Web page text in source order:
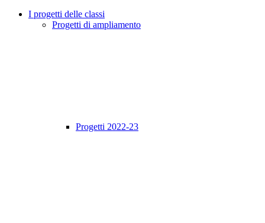
I progetti delle classi
Progetti di ampliamento
Progetti 2022-23